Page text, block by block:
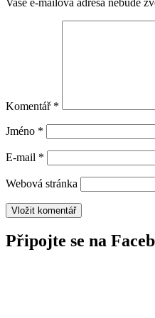
Komentář *
Jméno *
E-mail *
Webová stránka
Připojte se na